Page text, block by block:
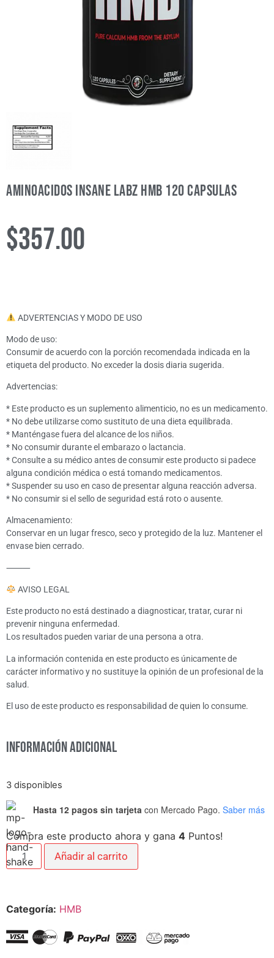
Aminoacidos Insane Labz Hmb 120 Capsulas
$357.00
ADVERTENCIAS Y MODO DE USO
Modo de uso:
Consumir de acuerdo con la porción recomendada indicada en la
etiqueta del producto. No exceder la dosis diaria sugerida.
Advertencias:
* Este producto es un suplemento alimenticio, no es un medicamento.
* No debe utilizarse como sustituto de una dieta equilibrada.
* Manténgase fuera del alcance de los niños.
* No consumir durante el embarazo o lactancia.
* Consulte a su médico antes de consumir este producto si padece
alguna condición médica o está tomando medicamentos.
* Suspender su uso en caso de presentar alguna reacción adversa.
* No consumir si el sello de seguridad está roto o ausente.
Almacenamiento:
Conservar en un lugar fresco, seco y protegido de la luz. Mantener el
envase bien cerrado.
⸻
AVISO LEGAL
Este producto no está destinado a diagnosticar, tratar, curar ni
prevenir ninguna enfermedad.
Los resultados pueden variar de una persona a otra.
La información contenida en este producto es únicamente de
carácter informativo y no sustituye la opinión de un profesional de la
salud.
El uso de este producto es responsabilidad de quien lo consume.
Información adicional
3 disponibles
Hasta 12 pagos sin tarjeta con Mercado Pago. Saber más
Compra este producto ahora y gana 4 Puntos!
Añadir al carrito
Categoría: HMB